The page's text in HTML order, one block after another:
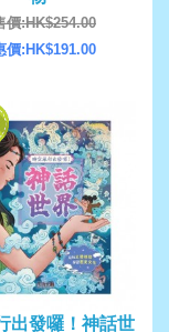
價:HK$254.00
價:HK$191.00
出發囉！神話世